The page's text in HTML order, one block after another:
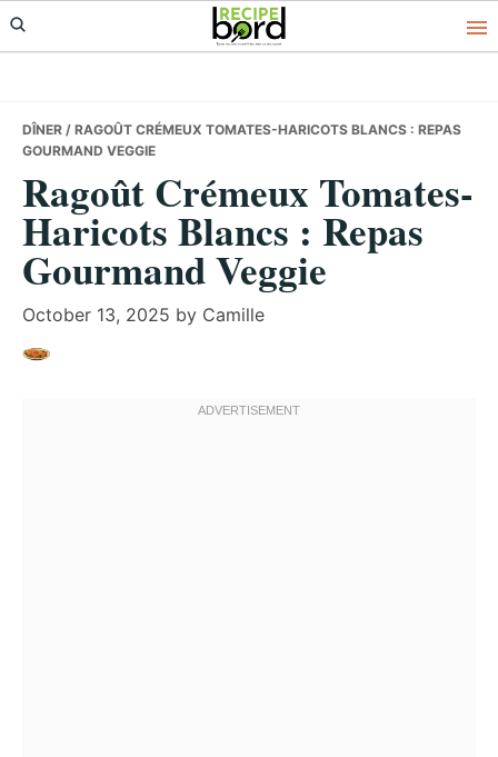
Skip
to
Skip
to
Skip
to
DÎNER / RAGOÛT CRÉMEUX TOMATES-HARICOTS BLANCS : REPAS
GOURMAND VEGGIE
Ragoût Crémeux Tomates-
Haricots Blancs : Repas
Gourmand Veggie
October 13, 2025 by Camille